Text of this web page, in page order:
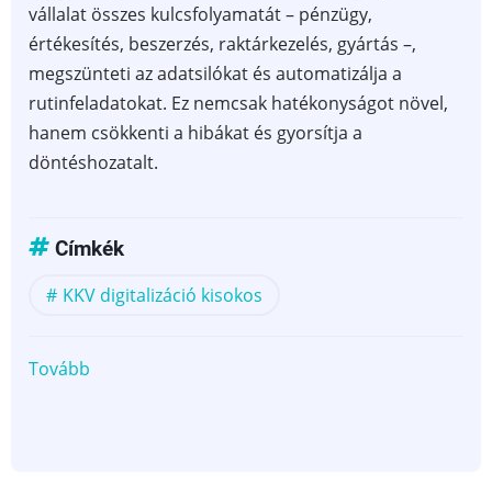
vállalat összes kulcsfolyamatát – pénzügy,
értékesítés, beszerzés, raktárkezelés, gyártás –,
megszünteti az adatsilókat és automatizálja a
rutinfeladatokat. Ez nemcsak hatékonyságot növel,
hanem csökkenti a hibákat és gyorsítja a
döntéshozatalt.
Címkék
KKV digitalizáció kisokos
Tovább